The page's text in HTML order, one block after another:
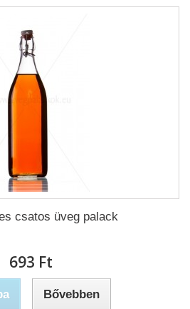
csatos üveg palack
693 Ft‎
Bővebben